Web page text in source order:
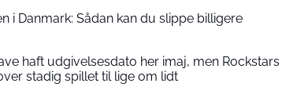
i Danmark: Sådan kan du slippe billigere
haft udgivelsesdato her imaj, men Rockstars
stadig spillet til lige om lidt